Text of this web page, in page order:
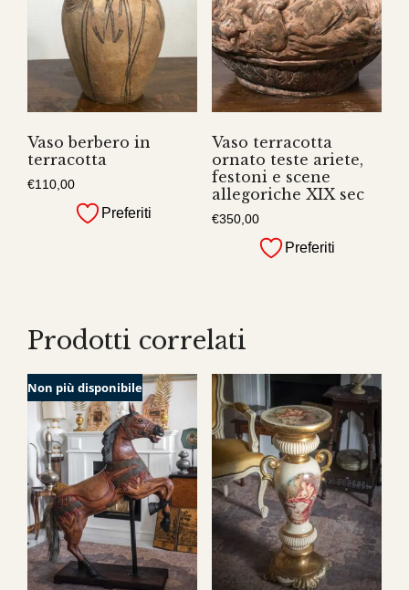
Vaso berbero in
terracotta
€110,00
Preferiti
Vaso terracotta
ornato teste ariete,
festoni e scene
allegoriche XIX sec
€350,00
Preferiti
Prodotti correlati
Non più disponibile